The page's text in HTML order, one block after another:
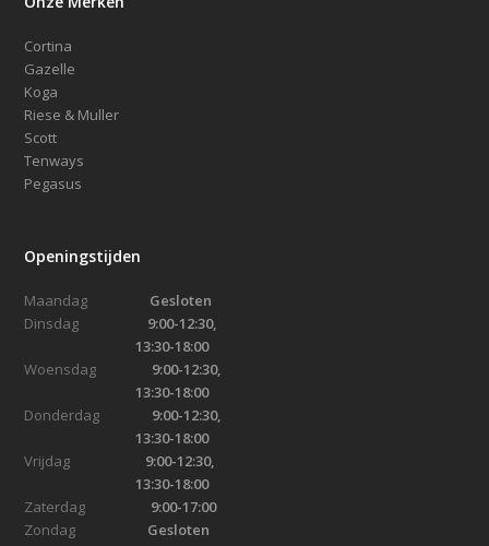
Cortina
Gazelle
Koga
Riese & Muller
Scott
Tenways
Pegasus
Openingstijden
Maandag Gesloten
Dinsdag 9:00-12:30,
13:30-18:00
Woensdag
9:00-12:30,
13:30-18:00
Donderdag 9:00-12:30,
13:30-18:00
Vrijdag 9:00-12:30,
13:30-18:00
Zaterdag 9:00-17:00
Zondag Gesloten